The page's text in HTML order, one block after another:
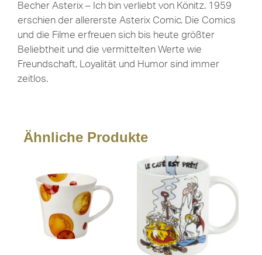
Becher Asterix – Ich bin verliebt von Könitz. 1959
erschien der allererste Asterix Comic. Die Comics
und die Filme erfreuen sich bis heute größter
Beliebtheit und die vermittelten Werte wie
Freundschaft, Loyalität und Humor sind immer
zeitlos.
Ähnliche Produkte